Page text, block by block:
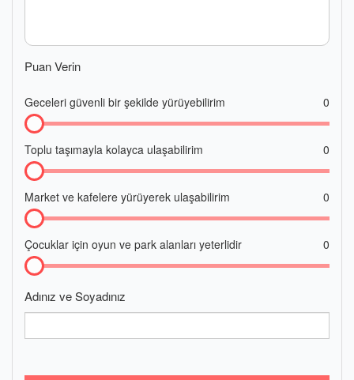
Puan Verin
Geceleri güvenli bir şekilde yürüyebilirim 0
Toplu taşımayla kolayca ulaşabilirim 0
Market ve kafelere yürüyerek ulaşabilirim 0
Çocuklar için oyun ve park alanları yeterlidir 0
Adınız ve Soyadınız